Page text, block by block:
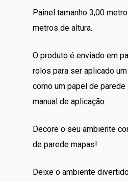
Painel tamanho 3,00
metros de altura.
O produto é enviado em
rolos para ser aplicado
como um papel de parede
manual de aplicação.
Decore o seu ambiente
de parede mapas!
Deixe o ambiente